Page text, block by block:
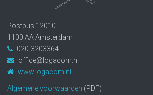
Postbus 12010
1100 AA Amsterdam
020-3203364
office@logacom.nl
www.logacom.nl
Algemene voorwaarden (PDF)